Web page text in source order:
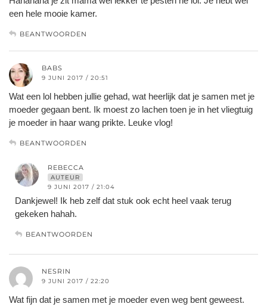
een hele mooie kamer.
BEANTWOORDEN
BABS
9 JUNI 2017 / 20:51
Wat een lol hebben jullie gehad, wat heerlijk dat je samen met je
moeder gegaan bent. Ik moest zo lachen toen je in het vliegtuig
je moeder in haar wang prikte. Leuke vlog!
BEANTWOORDEN
REBECCA
AUTEUR
9 JUNI 2017 / 21:04
Dankjewel! Ik heb zelf dat stuk ook echt heel vaak terug
gekeken hahah.
BEANTWOORDEN
NESRIN
9 JUNI 2017 / 22:20
Wat fijn dat je samen met je moeder even weg bent geweest.